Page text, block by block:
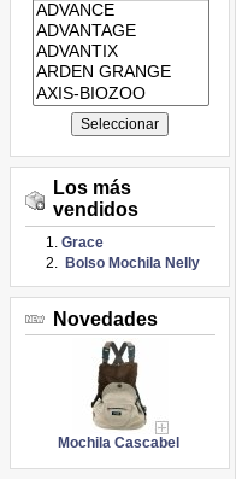
de
marcas:
Los más
vendidos
Grace
Bolso Mochila Nelly
Novedades
Mochila Cascabel